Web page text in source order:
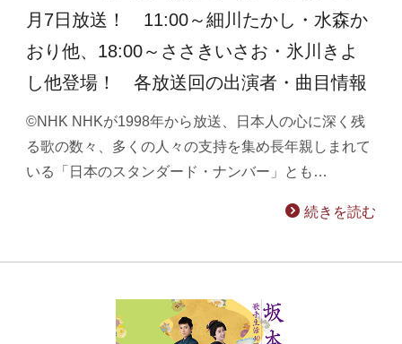
月7日放送！ 11:00～細川たかし・水森か
おり他、18:00～ささきいさお・氷川きよ
し他登場！ 各放送回の出演者・曲目情報
©NHK NHKが1998年から放送、日本人の心に深く残
る歌の数々、多くの人々の支持を集め長年親しまれて
いる「日本のスタンダード・ナンバー」とも…
続きを読む